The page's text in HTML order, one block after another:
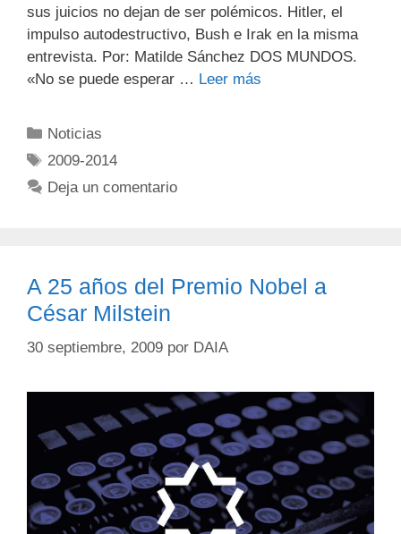
sus juicios no dejan de ser polémicos. Hitler, el
impulso autodestructivo, Bush e Irak en la misma
entrevista. Por: Matilde Sánchez DOS MUNDOS.
«No se puede esperar … Leer más
Noticias
2009-2014
Deja un comentario
A 25 años del Premio Nobel a
César Milstein
30 septiembre, 2009 por DAIA